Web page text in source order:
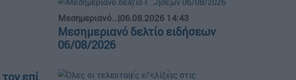
επί
Μεσημεριανό...|06.08.2026 14:43
Μεσημεριανό δελτίο ειδήσεων
06/08/2026